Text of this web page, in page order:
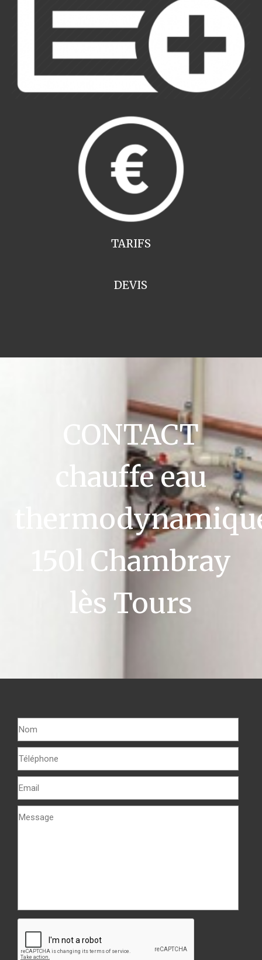
TARIFS
DEVIS
CONTACT
chauffe eau
150l Chambray
lès Tours